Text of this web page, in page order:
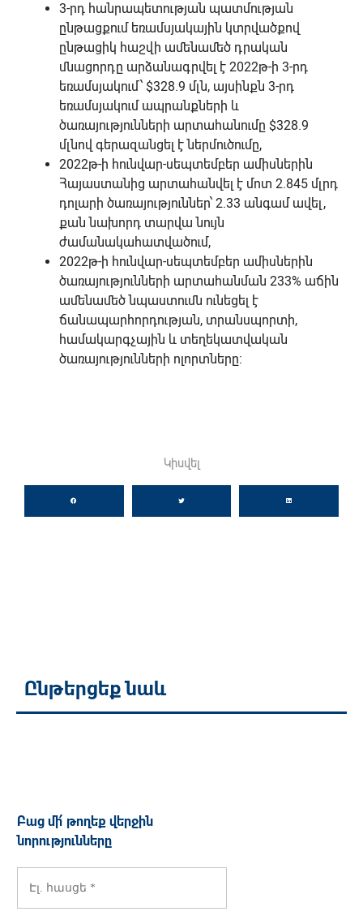
3-րդ հանրապետության պատմության
ընթացքում եռամսյակային կտրվածքով
ընթացիկ հաշվի ամենամեծ դրական
մնացորդը արձանագրվել է 2022թ-ի 3-րդ
եռամսյակում՝ $328.9 մլն, այսինքն 3-րդ
եռամսյակում ապրանքների և
ծառայությունների արտահանումը $328.9
մլնով գերազանցել է ներմուծումը,
2022թ-ի հունվար-սեպտեմբեր ամիսներին
Հայաստանից արտահանվել է մոտ 2.845 մլրդ
դոլարի ծառայություններ՝ 2.33 անգամ ավել,
քան նախորդ տարվա նույն
ժամանակահատվածում,
2022թ-ի հունվար-սեպտեմբեր ամիսներին
ծառայությունների արտահանման 233% աճին
ամենամեծ նպաստումն ունեցել է
ճանապարհորդության, տրանսպորտի,
համակարգչային և տեղեկատվական
ծառայությունների ոլորտները։
Կիսվել
Ընթերցեք նաև
Բաց մի՛ թողեք վերջին
նորությունները